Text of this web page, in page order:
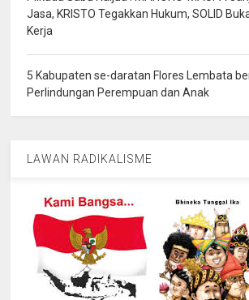
Jasa, KRISTO Tegakkan Hukum, SOLID
Kerja
5 Kabupaten se-daratan Flores Lembata
Perlindungan Perempuan dan Anak
LAWAN RADIKALISME